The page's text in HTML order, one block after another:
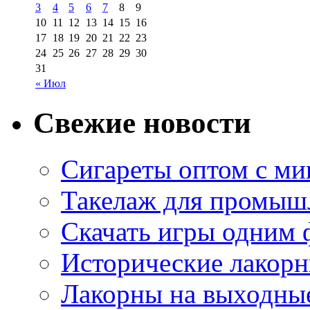
« Июл
3
4 5 6 7 8
9
10 11 12 13 14 15 16
17 18 19 20 21 22 23
24 25 26 27 28 29 30
31
Свежие новости
Сигареты оптом с
Такелаж для
Скачать игры одним
Исторические
Лакорны на